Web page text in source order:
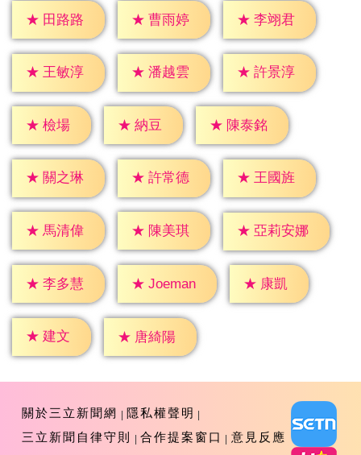
★ 田路路 ★ 曹雨婷 ★ 李翊君
★ 王敏淳 ★ 潘越雲 ★ 許景淳
★ 檢場 ★ 納豆 ★ 陳泰銘
★ 關之琳 ★ 許常德 ★ 王國旌
★ 馬清偉 ★ 陳美琪 ★ 亞莉安娜
★ 李多慧 ★ Joeman ★ 康凱
★ 建文 ★ 唐綺陽
關於三立新聞網
隱私權聲明
三立新聞自律守則
合作提案窗口 意見反應